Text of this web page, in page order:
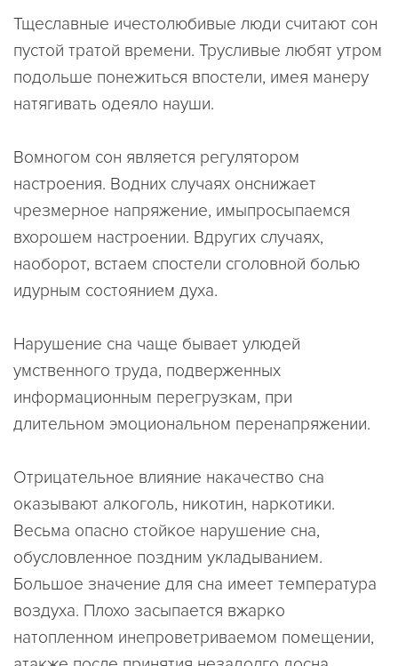
Тщеславные ичестолюбивые люди считают сон
пустой тратой времени. Трусливые любят утром
подольше понежиться впостели, имея манеру
натягивать одеяло науши.
Вомногом сон является регулятором
настроения. Водних случаях онснижает
чрезмерное напряжение, имыпросыпаемся
вхорошем настроении. Вдругих случаях,
наоборот, встаем спостели сголовной болью
идурным состоянием духа.
Нарушение сна чаще бывает улюдей
умственного труда, подверженных
информационным перегрузкам, при
длительном эмоциональном перенапряжении.
Отрицательное влияние накачество сна
оказывают алкоголь, никотин, наркотики.
Весьма опасно стойкое нарушение сна,
обусловленное поздним укладыванием.
Большое значение для сна имеет температура
воздуха. Плохо засыпается вжарко
натопленном инепроветриваемом помещении,